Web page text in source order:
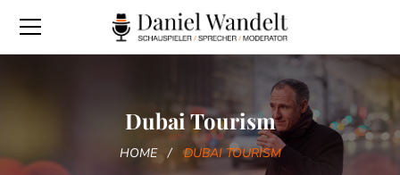
Dubai Tourism
HOME DUBAI TOURISM